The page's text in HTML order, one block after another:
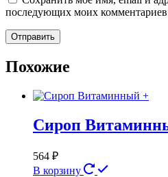
последующих моих
Похожие
Сироп
564 ₽
В корзину